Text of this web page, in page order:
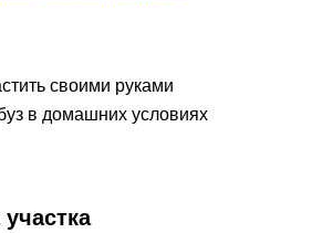
своими руками
в домашних условиях